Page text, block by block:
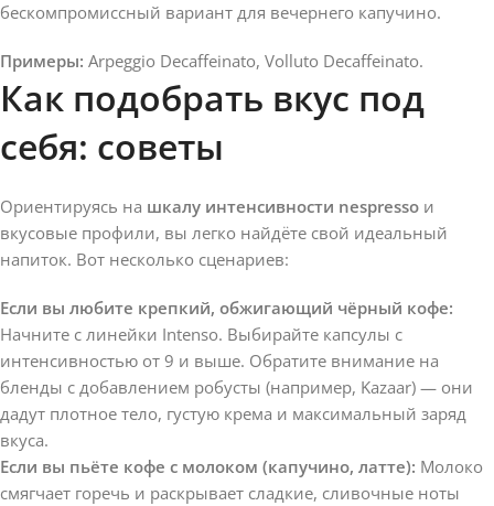
бескомпромиссный вариант для вечернего капучино.
Примеры: Arpeggio Decaffeinato, Volluto Decaffeinato.
Как подобрать вкус под
себя: советы
Ориентируясь на шкалу интенсивности nespresso и
вкусовые профили, вы легко найдёте свой идеальный
напиток. Вот несколько сценариев:
Если вы любите крепкий, обжигающий чёрный кофе:
Начните с линейки Intenso. Выбирайте капсулы с
интенсивностью от 9 и выше. Обратите внимание на
бленды с добавлением робусты (например, Kazaar) — они
дадут плотное тело, густую крема и максимальный заряд
вкуса.
Если вы пьёте кофе с молоком (капучино, латте): Молоко
смягчает горечь и раскрывает сладкие, сливочные ноты